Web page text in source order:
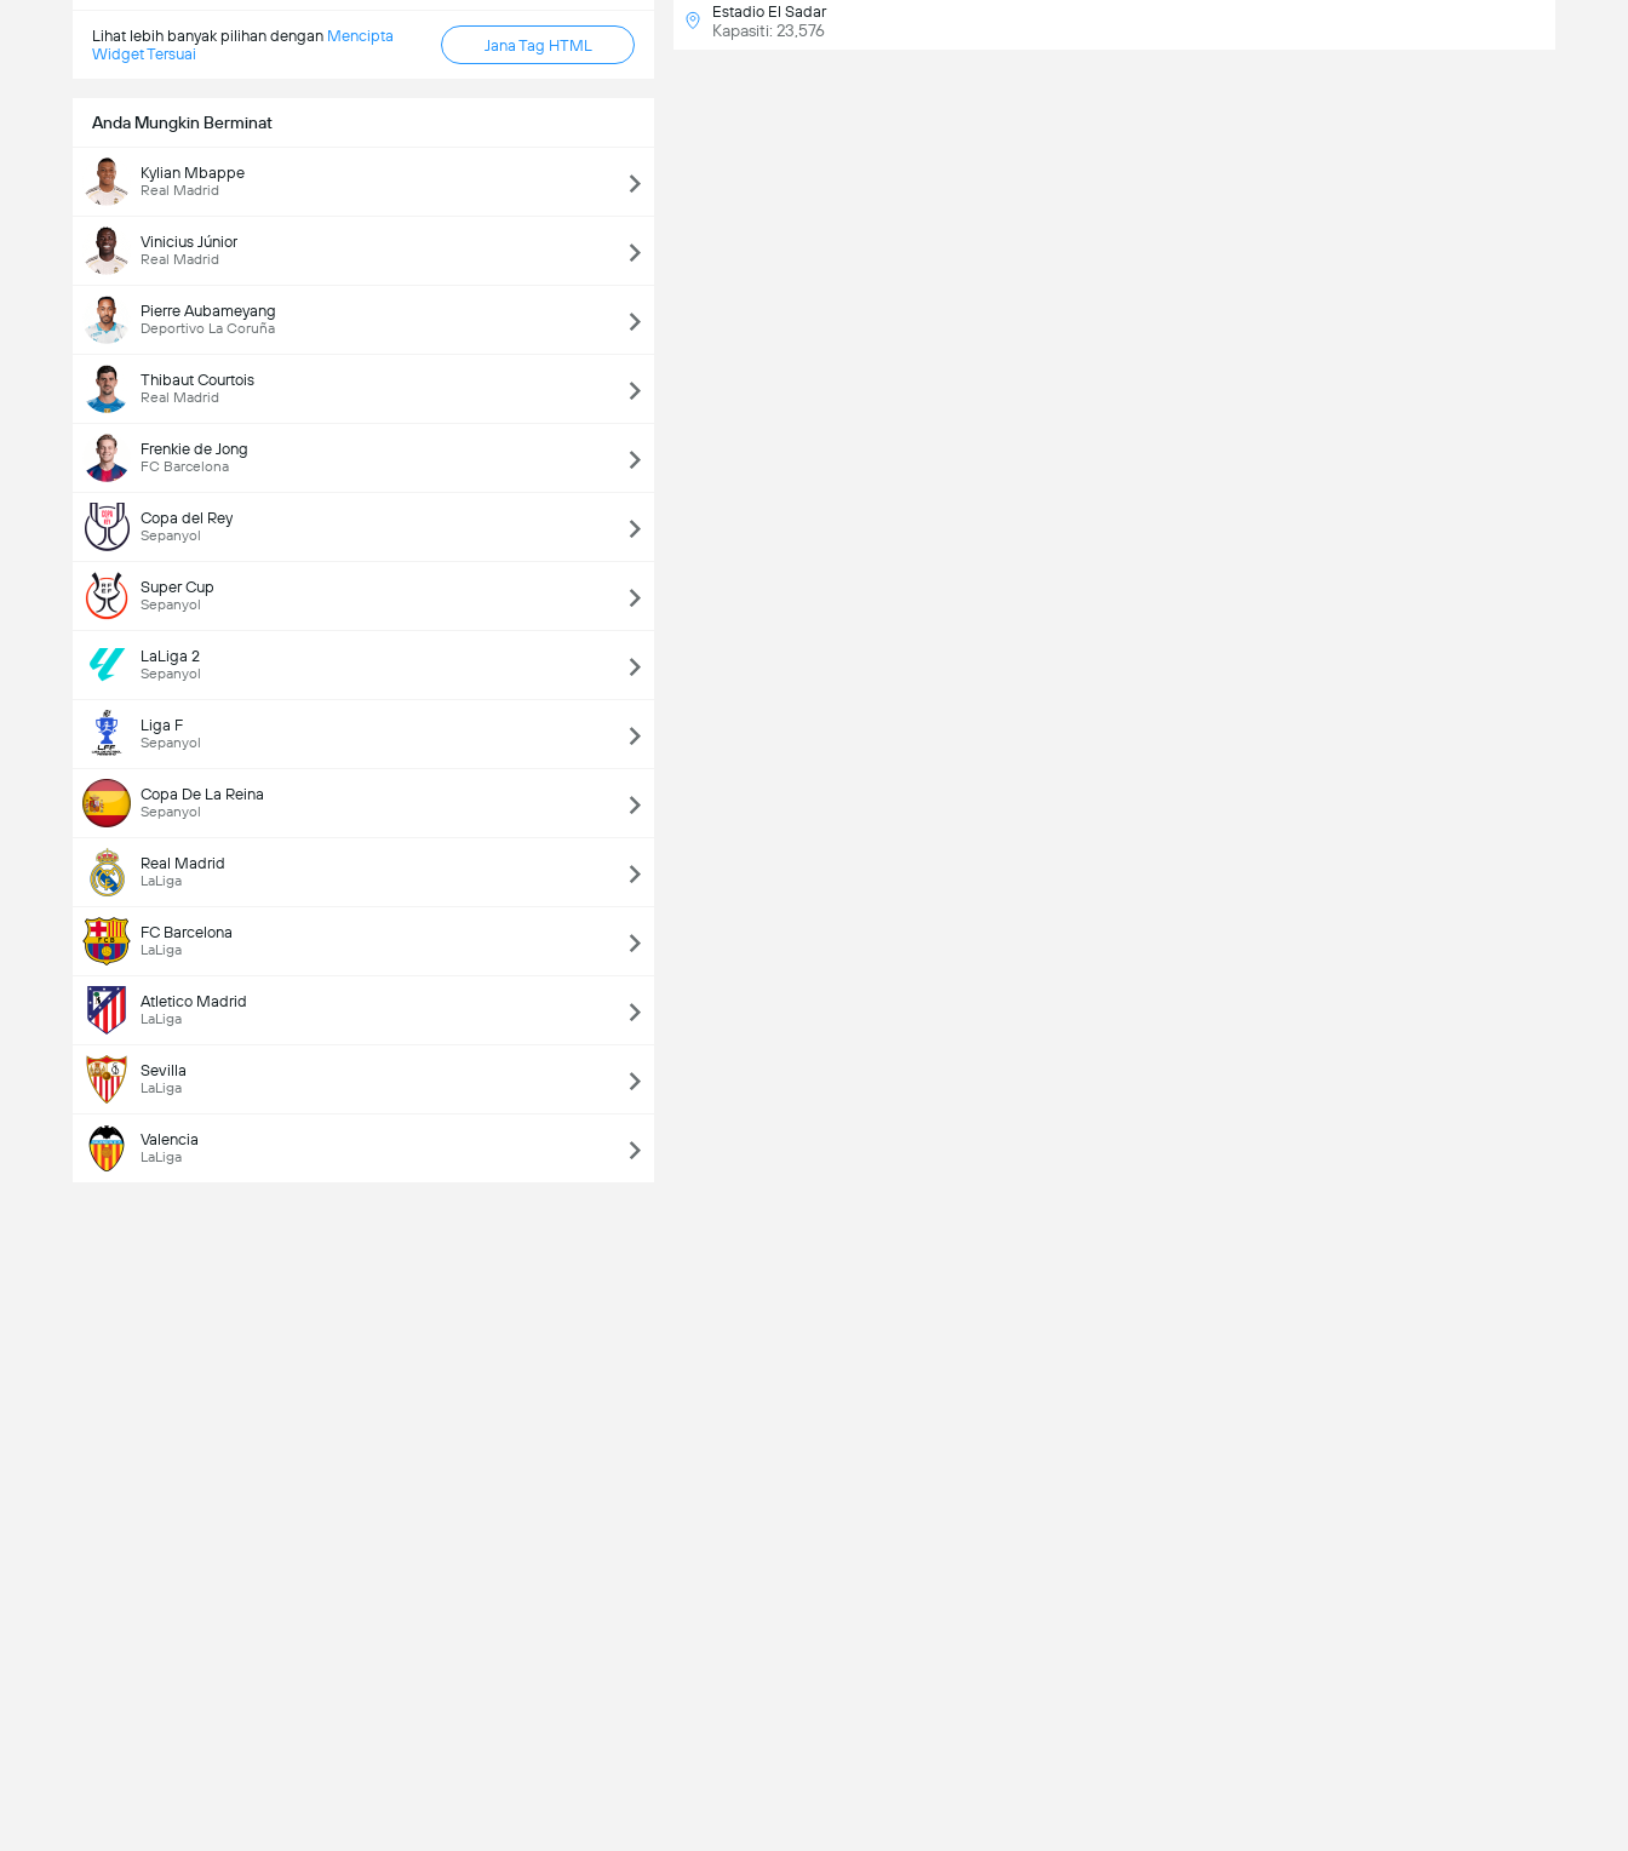
Lihat lebih banyak pilihan dengan Mencipta
Widget Tersuai
Jana Tag HTML
Anda Mungkin Berminat
Kylian Mbappe
Real Madrid
Vinicius Júnior
Real Madrid
Pierre Aubameyang
Deportivo La Coruña
Thibaut Courtois
Real Madrid
Frenkie de Jong
FC Barcelona
Copa del Rey
Sepanyol
Super Cup
Sepanyol
LaLiga 2
Sepanyol
Liga F
Sepanyol
Copa De La Reina
Sepanyol
Real Madrid
LaLiga
FC Barcelona
LaLiga
Atletico Madrid
LaLiga
Sevilla
LaLiga
Valencia
LaLiga
Estadio El Sadar
Kapasiti: 23,576